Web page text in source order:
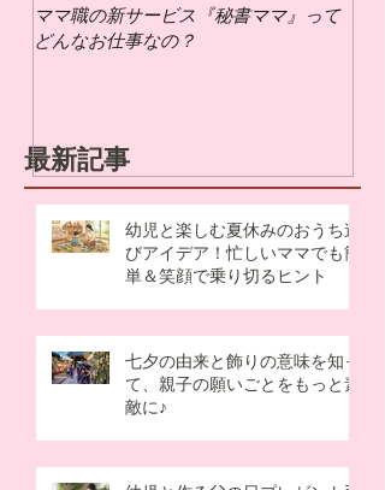
最新記事
ママ職の新サービス『秘書ママ』って
どんなお仕事なの？
幼児と楽しむ夏休みのおうち遊
びアイデア！忙しいママでも簡
単＆笑顔で乗り切るヒント
七夕の由来と飾りの意味を知っ
て、親子の願いごとをもっと素
敵に♪